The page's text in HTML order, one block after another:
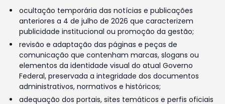
ocultação temporária das notícias e publicações
anteriores a 4 de julho de 2026 que caracterizem
publicidade institucional ou promoção da gestão;
revisão e adaptação das páginas e peças de
comunicação que contenham marcas, slogans ou
elementos da identidade visual do atual Governo
Federal, preservada a integridade dos documentos
administrativos, normativos e históricos;
adequação dos portais, sites temáticos e perfis oficiais